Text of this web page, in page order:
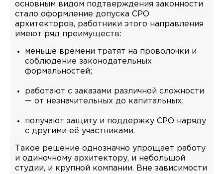
основным видом подтверждения законности
стало оформление допуска СРО
архитекторов, работники этого направления
имеют ряд преимуществ:
меньше времени тратят на проволочки и
соблюдение законодательных
формальностей;
работают с заказами различной сложности
— от незначительных до капитальных;
получают защиту и поддержку СРО наряду
с другими её участниками.
Такое решение однозначно упрощает работу
и одиночному архитектору, и небольшой
студии, и крупной компании. Вне зависимости